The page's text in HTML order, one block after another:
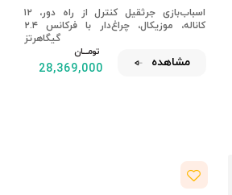
اسباب‌بازی جرثقیل کنترل از راه دور، ۱۲
کاناله، موزیکال، چراغ‌دار با فرکانس ۲.۴
گیگاهرتز
تومــــــان
28,369,000 مشاهده